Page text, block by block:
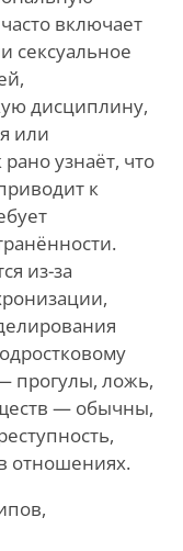
включает
сексуальное
дисциплину,
или
узнаёт, что
к
из-за
прогулы, ложь,
— обычны,
отношениях.